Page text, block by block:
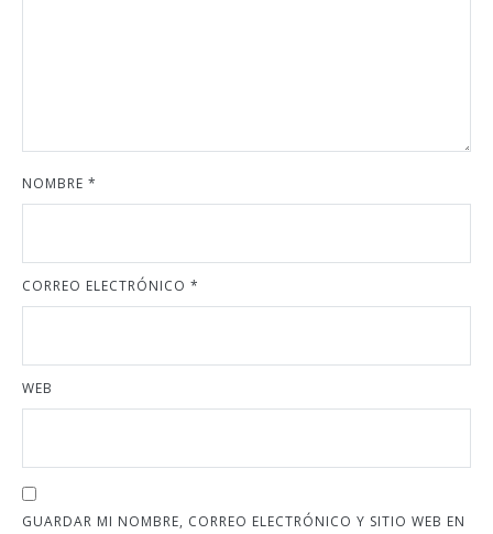
NOMBRE *
CORREO ELECTRÓNICO *
WEB
GUARDAR MI NOMBRE, CORREO ELECTRÓNICO Y SITIO WEB EN